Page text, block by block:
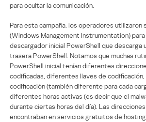
para ocultar la comunicación.
Para esta campaña, los operadores utilizaron
(Windows Management Instrumentation)
descargador inicial PowerShell que descarga
trasera PowerShell. Notamos que muchas
PowerShell inicial tenían diferentes
codificadas, diferentes llaves de codificación,
codificación (también diferente para cada
diferentes horas activas (es decir que el
durante ciertas horas del día). Las
encontraban en servicios gratuitos de